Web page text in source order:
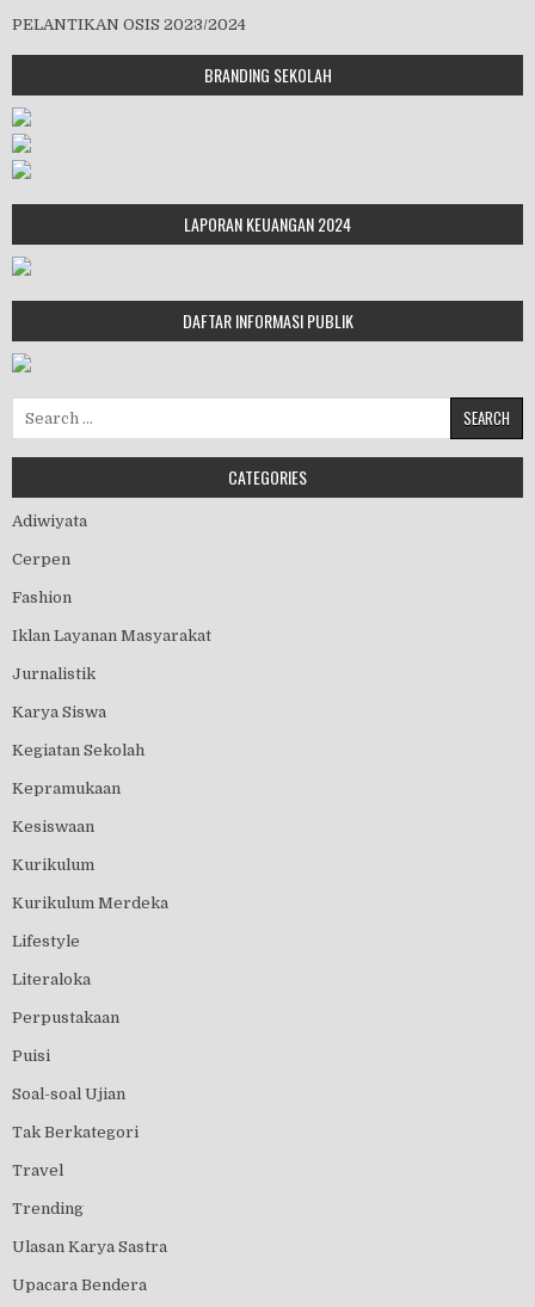
PELANTIKAN OSIS 2023/2024
BRANDING SEKOLAH
LAPORAN KEUANGAN 2024
DAFTAR INFORMASI PUBLIK
CATEGORIES
Adiwiyata
Cerpen
Fashion
Iklan Layanan Masyarakat
Jurnalistik
Karya Siswa
Kegiatan Sekolah
Kepramukaan
Kesiswaan
Kurikulum
Kurikulum Merdeka
Lifestyle
Literaloka
Perpustakaan
Puisi
Soal-soal Ujian
Tak Berkategori
Travel
Trending
Ulasan Karya Sastra
Upacara Bendera